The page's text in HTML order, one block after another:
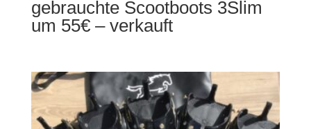
gebrauchte Scootboots 3Slim
um 55€ – verkauft